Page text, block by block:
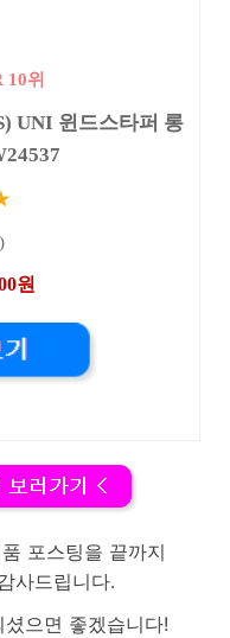
10위
UNI 윈드스타퍼 롱
원
포스팅을 끝까지
사드립니다.
으면 좋겠습니다!